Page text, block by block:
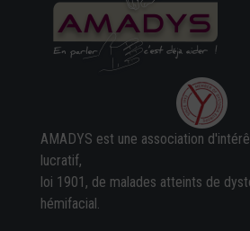
AMADYS est une association
lucratif,
loi 1901, de malades atteints de
hémifacial.